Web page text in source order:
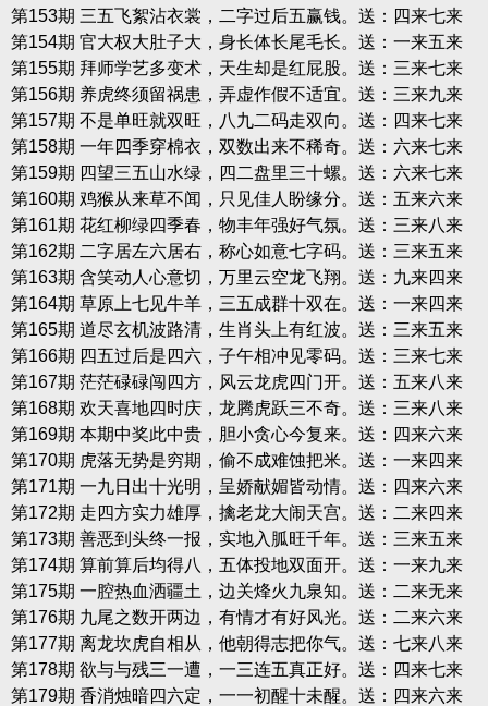
第153期 三五飞絮沾衣裳，二字过后五赢钱。送：四来七来
第154期 官大权大肚子大，身长体长尾毛长。送：一来五来
第155期 拜师学艺多变术，天生却是红屁股。送：三来七来
第156期 养虎终须留祸患，弄虚作假不适宜。送：三来九来
第157期 不是单旺就双旺，八九二码走双向。送：四来七来
第158期 一年四季穿棉衣，双数出来不稀奇。送：六来七来
第159期 四望三五山水绿，四二盘里三十螺。送：六来七来
第160期 鸡猴从来草不闻，只见佳人盼缘分。送：五来六来
第161期 花红柳绿四季春，物丰年强好气氛。送：三来八来
第162期 二字居左六居右，称心如意七字码。送：三来五来
第163期 含笑动人心意切，万里云空龙飞翔。送：九来四来
第164期 草原上七见牛羊，三五成群十双在。送：一来四来
第165期 道尽玄机波路清，生肖头上有红波。送：三来五来
第166期 四五过后是四六，子午相冲见零码。送：三来七来
第167期 茫茫碌碌闯四方，风云龙虎四门开。送：五来八来
第168期 欢天喜地四时庆，龙腾虎跃三不奇。送：三来八来
第169期 本期中奖此中贵，胆小贪心今复来。送：四来六来
第170期 虎落无势是穷期，偷不成难蚀把米。送：一来四来
第171期 一九日出十光明，呈娇献媚皆动情。送：四来六来
第172期 走四方实力雄厚，擒老龙大闹天宫。送：二来四来
第173期 善恶到头终一报，实地入胍旺千年。送：三来五来
第174期 算前算后均得八，五体投地双面开。送：一来九来
第175期 一腔热血洒疆土，边关烽火九泉知。送：二来无来
第176期 九尾之数开两边，有情才有好风光。送：二来六来
第177期 离龙坎虎自相从，他朝得志把你气。送：七来八来
第178期 欲与与残三一遭，一三连五真正好。送：四来七来
第179期 香消烛暗四六定，一一初醒十未醒。送：四来六来